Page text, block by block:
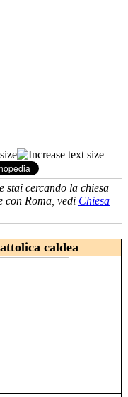
stai cercando la chiesa
con Roma, vedi Chiesa
caldea